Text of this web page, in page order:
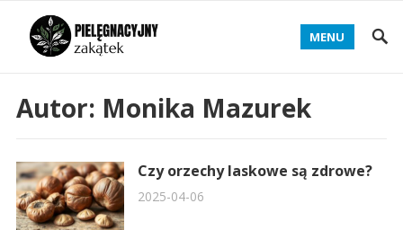
MENU
Autor: Monika Mazurek
Czy orzechy laskowe są zdrowe?
2025-04-06